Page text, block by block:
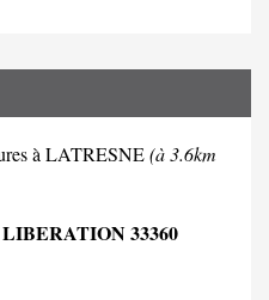
à LATRESNE(à 3.6km
33360